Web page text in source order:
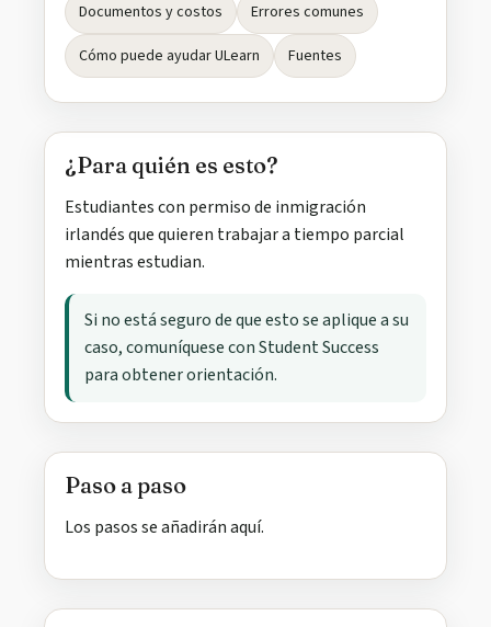
Documentos y costos
Errores comunes
Cómo puede ayudar ULearn
Fuentes
¿Para quién es esto?
Estudiantes con permiso de inmigración
irlandés que quieren trabajar a tiempo parcial
mientras estudian.
Si no está seguro de que esto se aplique a su
caso, comuníquese con Student Success
para obtener orientación.
Paso a paso
Los pasos se añadirán aquí.